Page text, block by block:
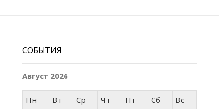
СОБЫТИЯ
Август 2026
Пн Вт Ср Чт Пт Сб
Вс